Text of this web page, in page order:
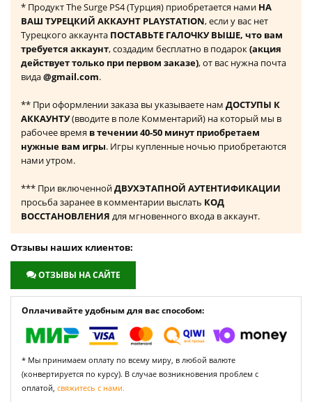
* Продукт The Surge PS4 (Турция) приобретается нами НА
ВАШ ТУРЕЦКИЙ АККАУНТ PLAYSTATION, если у вас нет
Турецкого аккаунта ПОСТАВЬТЕ ГАЛОЧКУ ВЫШЕ, что вам
требуется аккаунт, создадим бесплатно в подарок(акция
действует только при первом заказе), от вас нужна почта
вида@gmail.com.
** При оформлении заказа вы указываете нам ДОСТУПЫ К
АККАУНТУ(вводите в поле Комментарий) на который мы в
рабочее время в течении 40-50 минут приобретаем
нужные вам игры. Игры купленные ночью приобретаются
нами утром.
*** При включеннойДВУХЭТАПНОЙ АУТЕНТИФИКАЦИИ
просьба заранее в комментарии выслать КОД
ВОССТАНОВЛЕНИЯ для мгновенного входа в аккаунт.
Отзывы наших клиентов:
ОТЗЫВЫ НА САЙТЕ
Оплачивайте удобным для вас способом:
* Мы принимаем оплату по всему миру, в любой валюте
(конвертируется по курсу). В случае возникновения проблем с
оплатой, свяжитесь с нами.